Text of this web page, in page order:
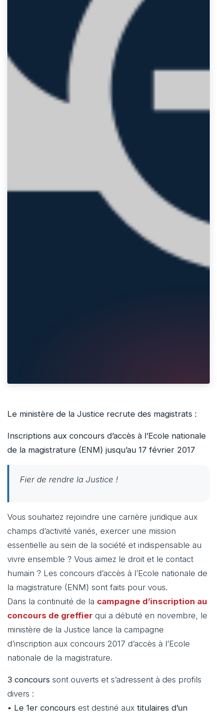
Le ministère de la Justice recrute des magistrats :
Inscriptions aux concours d’accès à l’Ecole nationale
de la magistrature (ENM) jusqu’au 17 février 2017
Fier de rendre la Justice !
Vous souhaitez rejoindre une carrière juridique aux
champs d’activité variés, exercer une mission
essentielle au sein de la société et indispensable au
vivre ensemble ? Vous aimez le droit et le contact
humain ? Les concours d’accès à l’Ecole nationale de
la magistrature (ENM) sont faits pour vous.
Dans la continuité de la campagne d’inscription au
concours de greffier qui a débuté en novembre, le
ministère de la Justice lance la campagne
d’inscription aux concours 2017 d’accès à l’Ecole
nationale de la magistrature.
3 concours sont ouverts et s’adressent à des profils
divers :
• Le 1er concours est destiné aux titulaires d’un